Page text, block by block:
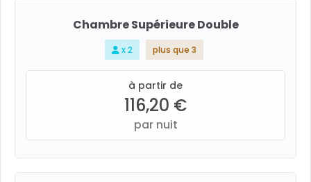
Chambre Supérieure Double
x 2 plus que 3
à partir de
116,20 €
par nuit